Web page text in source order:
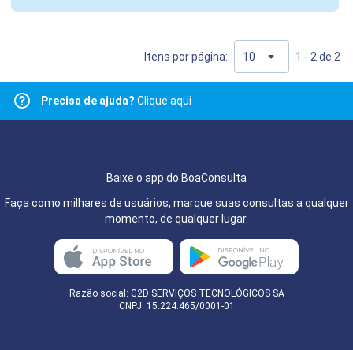
Itens por página: 1 - 2 de 2
Precisa de ajuda? Clique aqui
Baixe o app do BoaConsulta
Faça como milhares de usuários, marque suas consultas a qualquer
momento, de qualquer lugar.
Razão social: G2D SERVIÇOS TECNOLÓGICOS SA
CNPJ: 15.224.465/0001-01